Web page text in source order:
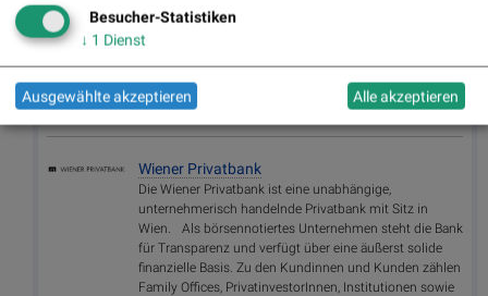
Symrise,Bayer,Fresenius Medical Care
Fresenius ,Hannover Rück
Random Partner
Wiener Privatbank
Die Wiener Privatbank ist eine unabhängige,
unternehmerisch handelnde Privatbank mit Sitz in
Wien. Als börsennotiertes Unternehmen steht die Bank
für Transparenz und verfügt über eine äußerst solide
finanzielle Basis. Zu den Kundinnen und Kunden zählen
Family Offices, PrivatinvestorInnen, Institutionen sowie
Besucher-Statistiken
↓ 1 Dienst
Ausgewählte akzeptieren Alle akzeptieren